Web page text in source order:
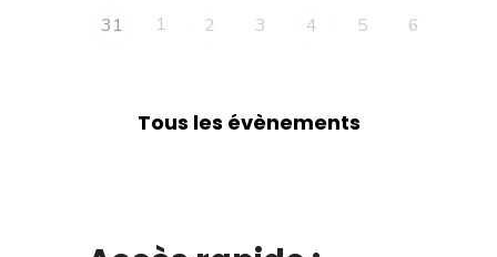
31
1 2 3 4 5 6
Tous les évènements